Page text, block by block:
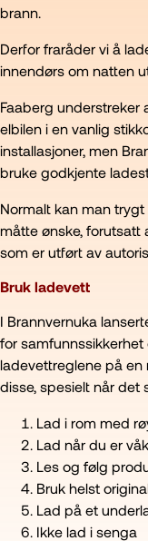
brann.
Derfor fraråder vi å
innendørs om natten
Faaberg understreker
elbilen i en vanlig
installasjoner, men
bruke godkjente
Normalt kan man
måtte ønske, forutsatt
som er utført av
Bruk ladevett
I Brannvernuka
for
ladevettreglene på en
disse, spesielt når det
Lad i rom med
Lad når du er
Les og følg
Bruk helst
Lad på et
Ikke lad i senga